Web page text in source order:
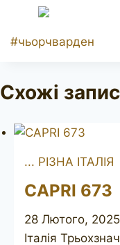
Позначки
#чьорчварден
Схожі
... РІЗНА ІТАЛІЯ
CAPRI 673
28 Лютого, 2025
Італія